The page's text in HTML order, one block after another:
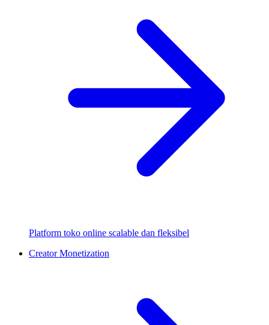
Platform toko online scalable dan fleksibel
Creator Monetization